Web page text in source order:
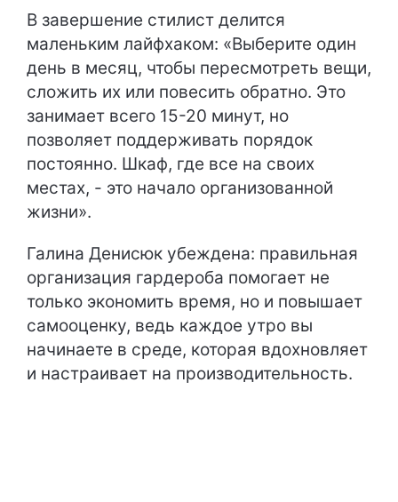
В завершение стилист делится
маленьким лайфхаком: «Выберите один
день в месяц, чтобы пересмотреть вещи,
сложить их или повесить обратно. Это
занимает всего 15-20 минут, но
позволяет поддерживать порядок
постоянно. Шкаф, где все на своих
местах, - это начало организованной
жизни».
Галина Денисюк убеждена: правильная
организация гардероба помогает не
только экономить время, но и повышает
самооценку, ведь каждое утро вы
начинаете в среде, которая вдохновляет
и настраивает на производительность.